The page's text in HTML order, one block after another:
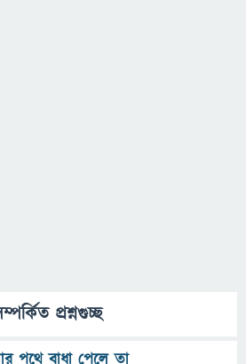
প্রশ্নগুচ্ছ